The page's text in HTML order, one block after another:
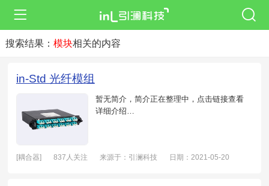
搜索结果： 模块相关的内容
in-Std 光纤模组
暂无简介，简介正在整理中，点击链接查看
详细介绍…
[耦合器] 837人关注 来源于：引澜科技 日期：2021-05-20